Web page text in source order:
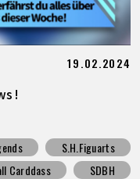
19.02.2024
!
S.H.Figuarts
Carddass
SDBH